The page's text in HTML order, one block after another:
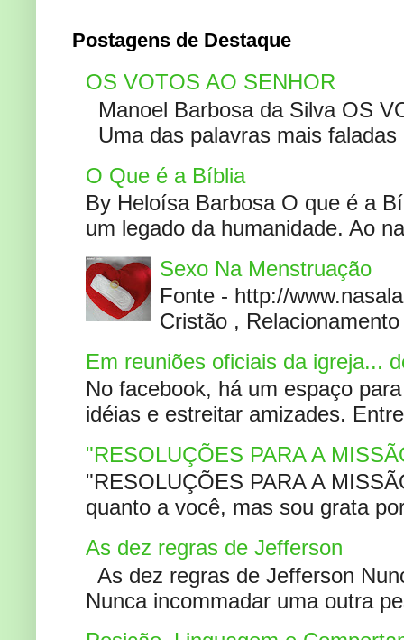
Postagens de Destaque
OS VOTOS AO SENHOR
Manoel Barbosa da Silva OS
Uma das palavras mais
O Que é a Bíblia
By Heloísa Barbosa O que é a
um legado da humanidade. Ao
Sexo Na Menstruação
Fonte - http://
Cristão ,
Em reuniões oficiais da igreja...
No facebook, há um espaço
idéias e estreitar amizades.
"RESOLUÇÕES PARA A
"RESOLUÇÕES PARA A
quanto a você, mas sou grata
As dez regras de Jefferson
As dez regras de Jefferson
Nunca incommadar uma outra